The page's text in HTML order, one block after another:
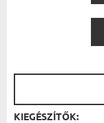
KIEGÉSZÍTŐK: